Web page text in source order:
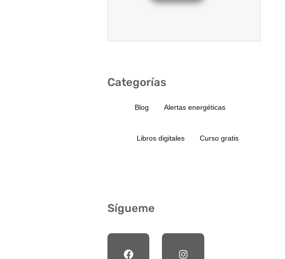
Categorías
Blog Alertas energéticas
Libros digitales Curso gratis
Sígueme